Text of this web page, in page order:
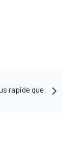
rapide que